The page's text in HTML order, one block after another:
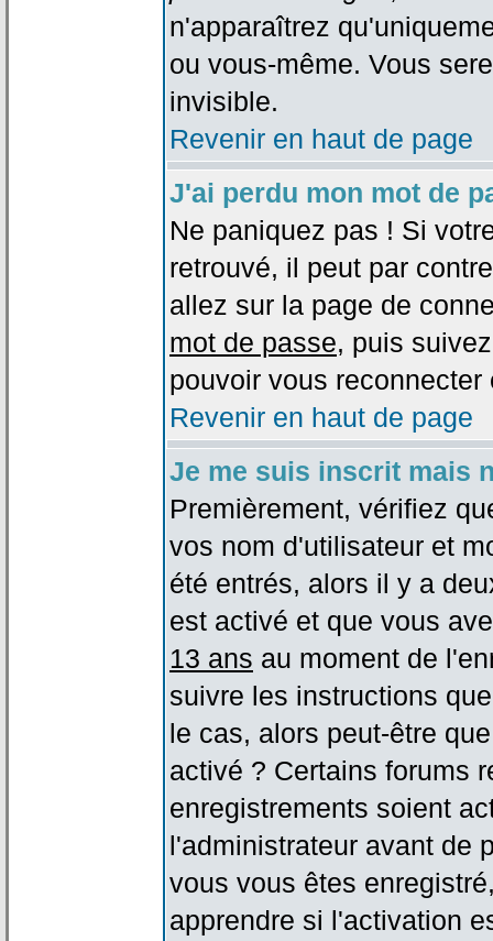
n'apparaîtrez
ou vous-même. Vous
invisible.
Revenir en haut de page
J'ai perdu mon mot de
Ne paniquez pas ! Si
retrouvé, il peut par
allez sur la page de
mot de passe, puis
pouvoir vous
Revenir en haut de page
Je me suis inscrit mais
Premièrement, vérifiez
vos nom d'utilisateur et
été entrés, alors il y a
est activé et que vous
13 ans au moment de
suivre les instructions
le cas, alors peut-être
activé ? Certains forums
enregistrements soient
l'administrateur avant de
vous vous êtes
apprendre si l'activation